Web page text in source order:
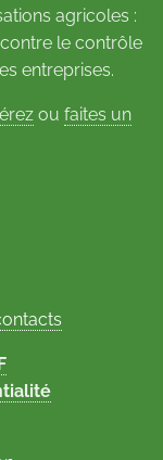
agricoles :
le contrôle
entreprises.
ou faites un